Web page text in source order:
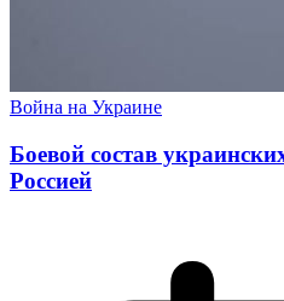
Война на Украине
Боевой состав
Россией